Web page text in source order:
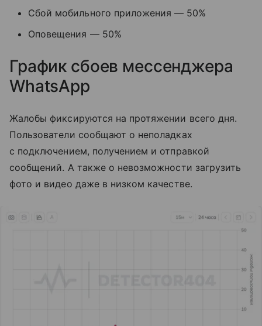
Сбой мобильного приложения — 50%
Оповещения — 50%
График сбоев мессенджера
WhatsApp
Жалобы фиксируются на протяжении всего дня.
Пользователи сообщают о неполадках
с подключением, получением и отправкой
сообщений. А также о невозможности загрузить
фото и видео даже в низком качестве.